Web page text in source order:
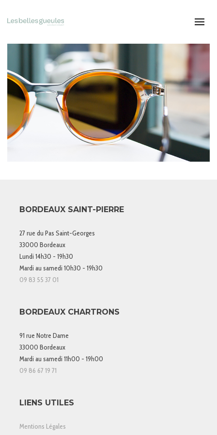
BORDEAUX SAINT-PIERRE
27 rue du Pas Saint-Georges
33000 Bordeaux
Lundi 14h30 - 19h30
Mardi au samedi 10h30 - 19h30
09 83 55 37 01
BORDEAUX CHARTRONS
91 rue Notre Dame
33000 Bordeaux
Mardi au samedi 11h00 - 19h00
09 86 67 19 71
LIENS UTILES
Mentions Légales